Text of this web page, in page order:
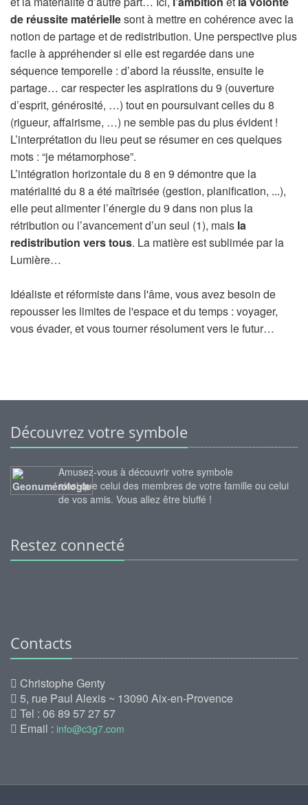
de réussite matériellesont à mettre en cohérence avec la
notion de partage et de redistribution. Une perspective plus
facile à appréhender si elle est regardée dans une
séquence temporelle : d’abord la réussite, ensuite le
partage… car respecter les aspirations du 9 (ouverture
d’esprit, générosité, …) tout en poursuivant celles du 8
(rigueur, affairisme, …) ne semble pas du plus évident !
L’interprétation du lieu peut se résumer en ces quelques
mots : “je métamorphose”.
L’intégration horizontale du 8 en 9 démontre que la
matérialité du 8 a été maîtrisée (gestion, planification, ...),
elle peut alimenter l’énergie du 9 dans non plus la
rétribution ou l’avancement d’un seul (1), mais la
redistribution vers tous. La matière est sublimée par la
Lumière…
Idéaliste et réformiste dans l'âme, vous avez besoin de
repousser les limites de l'espace et du temps : voyager,
vous évader, et vous tourner résolument vers le futur…
Découvrez votre symbole
Amusez-vous à découvrir votre symbole
ainsi que celui des membres de votre famille ou celui
de vos amis. Vous allez être bluffé !
Restez connecté
Contacts
Christophe Genty
5, rue Paul Alexis ~ 13090 Aix-en-Provence
Tel : 06 89 57 27 57
Email : info@c3g7.com